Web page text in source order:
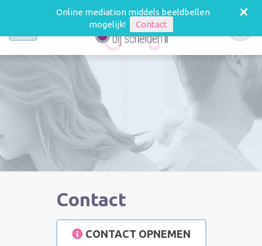
Dienstverlening
Informatie
Samenwerking
Contact
CONTACT OPNEMEN
Online mediation middels beeldbellen
mogelijk!
Contact
+